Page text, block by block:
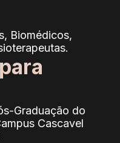
Biomédicos,
Graduação do
Cascavel